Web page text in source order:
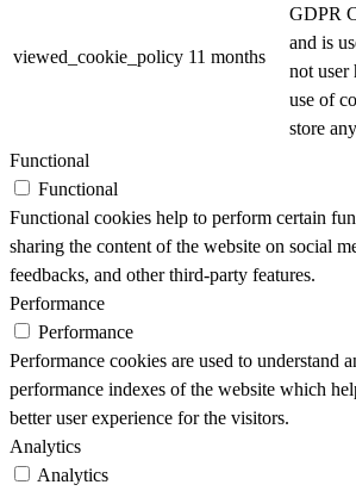
viewed_cookie_policy 11 months
GDPR
and is
not user
use of
store
Functional
Functional
Functional cookies help to perform certain
sharing the content of the website on social
feedbacks, and other third-party features.
Performance
Performance
Performance cookies are used to understand
performance indexes of the website which
better user experience for the visitors.
Analytics
Analytics